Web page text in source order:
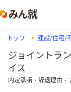
トップ 建設/住宅/
ジョイントラ
イス
内定承諾・辞退理由・